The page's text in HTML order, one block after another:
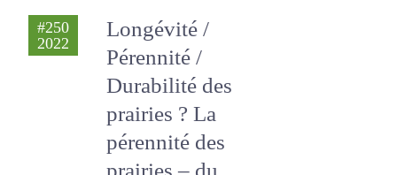
CARRERE PASCAL,
Lemauviel-Lavenant
Servane, Dumont Bertrand
Longévité /
Pérennité /
Durabilité des